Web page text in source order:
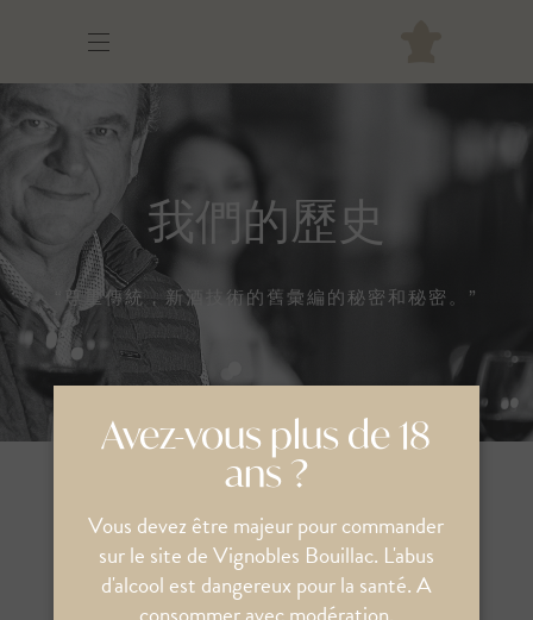
我們的歷史
“尊重傳統，新酒技術的舊彙編的秘密和秘密。”
一切从这里开始
让-皮埃尔 博雅客，从童年时期就热衷于葡
萄品种的多样性。14岁那年，他决定像他父
Avez-vous plus de 18
ans ?
Vous devez être majeur pour commander
sur le site de Vignobles Bouillac. L'abus
d'alcool est dangereux pour la santé. A